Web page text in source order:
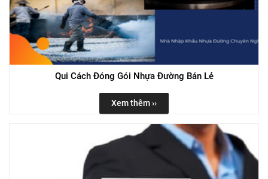
Qui Cách Đóng Gói Nhựa Đường Bán Lẻ
Xem thêm ››